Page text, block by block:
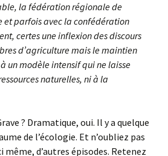
la fédération régionale de
et parfois avec la confédération
certes une inflexion des discours
d’agriculture mais le maintien
un modèle intensif qui ne laisse
naturelles, ni à la
? Dramatique, oui. Il y a quelque
de l’écologie. Et n’oubliez pas
même, d’autres épisodes. Retenez